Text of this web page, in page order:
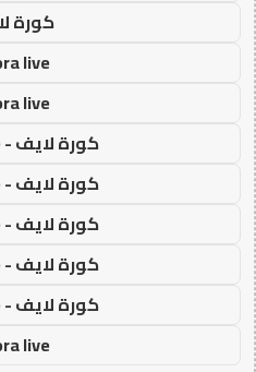
كورة
live
live
كورة لايف - koora live
كورة لايف - koora live
كورة لايف - koora live
كورة لايف - koora live
كورة لايف - koora live
live